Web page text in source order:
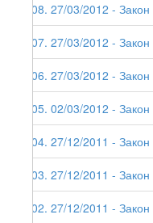
108. 27/03/2012 -
107. 27/03/2012 -
106. 27/03/2012 -
105. 02/03/2012 -
104. 27/12/2011 -
103. 27/12/2011 -
102. 27/12/2011 -